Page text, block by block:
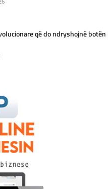
që do ndryshojnë botën